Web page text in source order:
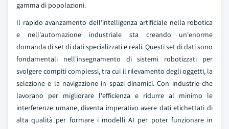
gamma di popolazioni.
Il rapido avanzamento dell'intelligenza artificiale nella robotica
e nell'automazione industriale sta creando un'enorme
domanda di set di dati specializzati e reali. Questi set di dati sono
fondamentali nell'insegnamento di sistemi robotizzati per
svolgere compiti complessi, tra cui il rilevamento degli oggetti, la
selezione e la navigazione in spazi dinamici. Con industrie che
lavorano per migliorare l'efficienza e ridurre al minimo le
interferenze umane, diventa imperativo avere dati etichettati di
alta qualità per formare i modelli AI per poter funzionare in